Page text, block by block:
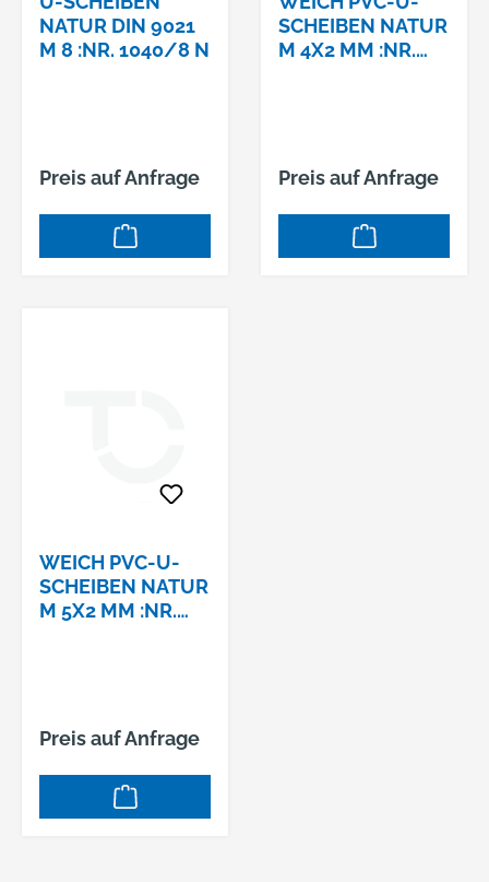
NATUR DIN 9021
M 8 :NR. 1040/8 N
Preis auf Anfrage
SCHEIBEN NATUR
M 4X2 MM :NR.
Preis auf Anfrage
WEICH PVC-U-
SCHEIBEN NATUR
M 5X2 MM :NR.
Preis auf Anfrage